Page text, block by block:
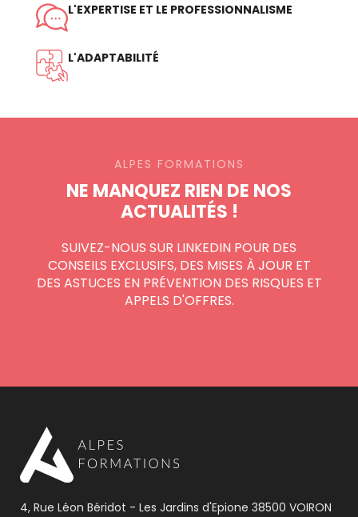
L'EXPERTISE ET LE PROFESSIONNALISME
L'ADAPTABILITÉ
ALPES FORMATIONS
NE MANQUEZ RIEN DE NOS
ACTUALITÉS !
SUIVEZ-NOUS SUR LINKEDIN POUR DES
CONSEILS EXCLUSIFS, DES MISES À JOUR ET
DES ASTUCES EN PRÉVENTION DES RISQUES ET
APPELS D'OFFRES.
4, Rue Léon Béridot - Les Jardins d'Epione 38500 VOIRON